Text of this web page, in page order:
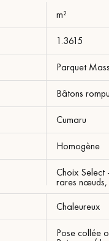
m²
1.3615
Parquet
Bâtons
Cumaru
Homogène
Choix Select
rares nœuds,
Chaleureux
Pose collée